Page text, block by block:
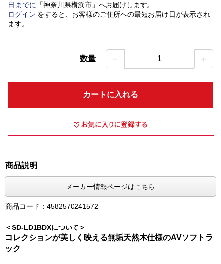
日 までに 「神奈川県横浜市」 へお届けします。
ログイン をすると、お客様のご住所への最短お届け日が表示され
ます。
数量 － 1 ＋
カートに入れる
商品説明
メーカー情報ページはこちら
商品コード：4582570241572
＜SD-LD1BDXについて＞
コレクションが美しく映える無垢天然木仕様のAVソフトラ
ック